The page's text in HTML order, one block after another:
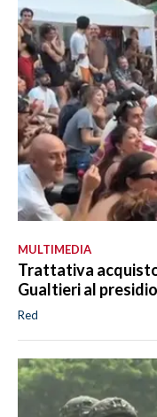
MULTIMEDIA
Trattativa
Gualtieri al presidio
Red